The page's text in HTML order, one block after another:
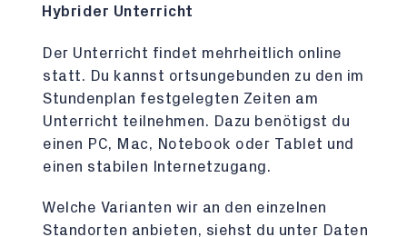
Hybrider Unterricht
Der Unterricht findet mehrheitlich online
statt. Du kannst ortsungebunden zu den im
Stundenplan festgelegten Zeiten am
Unterricht teilnehmen. Dazu benötigst du
einen PC, Mac, Notebook oder Tablet und
einen stabilen Internetzugang.
Welche Varianten wir an den einzelnen
Standorten anbieten, siehst du unter Daten